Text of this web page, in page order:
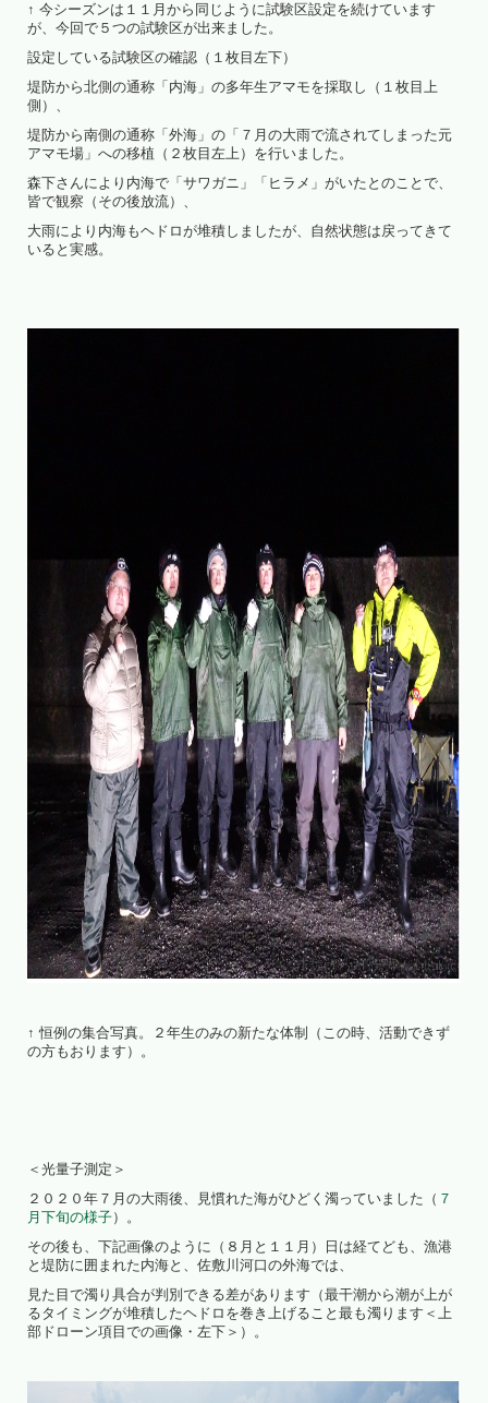
↑ 今シーズンは１１月から同じように試験区設定を続けています
が、今回で５つの試験区が出来ました。
設定している試験区の確認（１枚目左下）
堤防から北側の通称「内海」の多年生アマモを採取し（１枚目上
側）、
堤防から南側の通称「外海」の「７月の大雨で流されてしまった元
アマモ場」への移植（２枚目左上）を行いました。
森下さんにより内海で「サワガニ」「ヒラメ」がいたとのことで、
皆で観察（その後放流）、
大雨により内海もヘドロが堆積しましたが、自然状態は戻ってきて
いると実感。
↑ 恒例の集合写真。２年生のみの新たな体制（この時、活動できず
の方もおります）。
＜光量子測定＞
２０２０年７月の大雨後、見慣れた海がひどく濁っていました（ ７
月下旬の様子）。
その後も、下記画像のように（８月と１１月）日は経てども、漁港
と堤防に囲まれた内海と、佐敷川河口の外海では、
見た目で濁り具合が判別できる差があります（最干潮から潮が上が
るタイミングが堆積したヘドロを巻き上げること最も濁ります＜上
部ドローン項目での画像・左下＞）。